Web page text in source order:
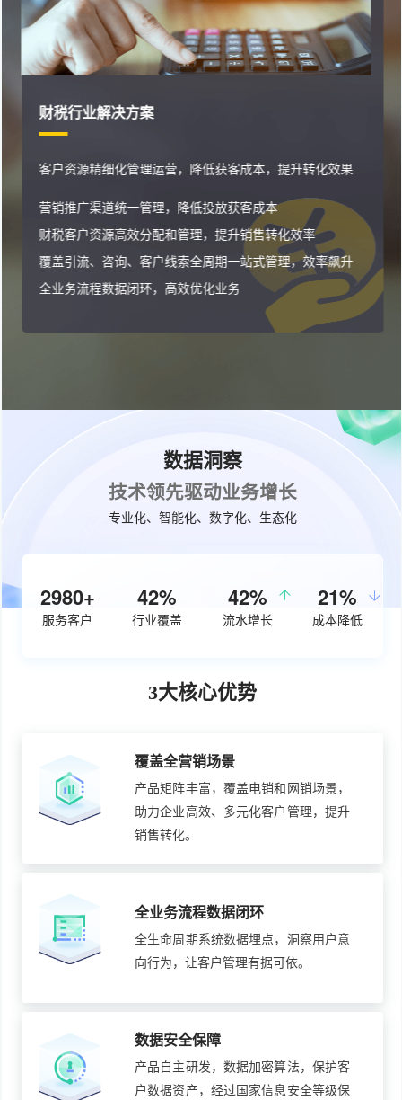
财税行业解决方案
客户资源精细化管理运营，降低获客成本，提升转化效果
营销推广渠道统一管理，降低投放获客成本
财税客户资源高效分配和管理，提升销售转化效率
覆盖引流、咨询、客户线索全周期一站式管理，效率飙升
全业务流程数据闭环，高效优化业务
数据洞察
技术领先驱动业务增长
专业化、智能化、数字化、生态化
3780+
服务客户
54%
行业覆盖
50%
流水增长
27%
成本降低
3大核心优势
覆盖全营销场景
产品矩阵丰富，覆盖电销和网销场景，
助力企业高效、多元化客户管理，提升
销售转化。
全业务流程数据闭环
全生命周期系统数据埋点，洞察用户意
向行为，让客户管理有据可依。
数据安全保障
产品自主研发，数据加密算法，保护客
户数据资产，经过国家信息安全等级保